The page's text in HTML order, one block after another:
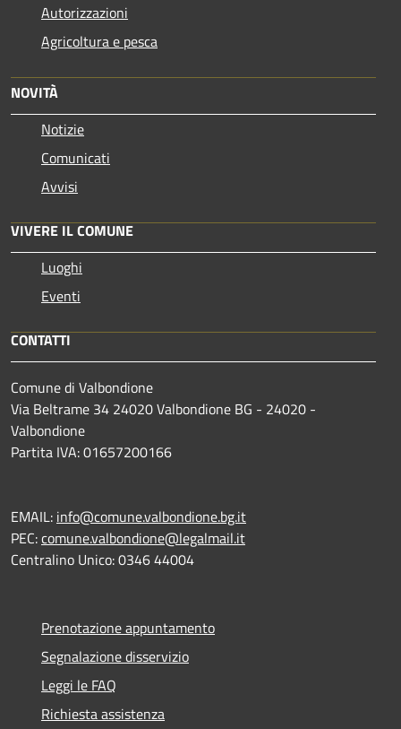
Autorizzazioni
Agricoltura e pesca
NOVITÀ
Notizie
Comunicati
Avvisi
VIVERE IL COMUNE
Luoghi
Eventi
CONTATTI
Comune di Valbondione
Via Beltrame 34 24020 Valbondione BG - 24020 -
Valbondione
Partita IVA: 01657200166
EMAIL: info@comune.valbondione.bg.it
PEC:comune.valbondione@legalmail.it
Centralino Unico: 0346 44004
Prenotazione appuntamento
Segnalazione disservizio
Leggi le FAQ
Richiesta assistenza